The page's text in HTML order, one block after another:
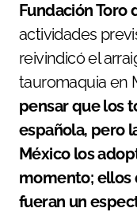
Fundación Toro
actividades
reivindicó el
tauromaquia en
pensar que los
española, pero
México los
momento; ellos
fueran un